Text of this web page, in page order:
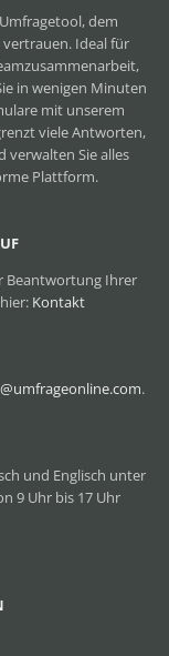
, dem
Ideal für
in wenigen Minuten
mit unserem
viele Antworten,
verwalten Sie alles
Plattform.
Beantwortung Ihrer
Kontakt
.
und Englisch unter
9 Uhr bis 17 Uhr